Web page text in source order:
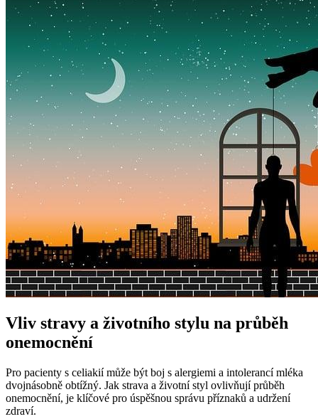
Vliv stravy a životního stylu na průběh
onemocnění
Pro pacienty s celiakií může být boj s alergiemi a intolerancí mléka
dvojnásobně obtížný. Jak strava a životní styl ovlivňují průběh
onemocnění, je klíčové pro úspěšnou správu příznaků a udržení
zdraví.